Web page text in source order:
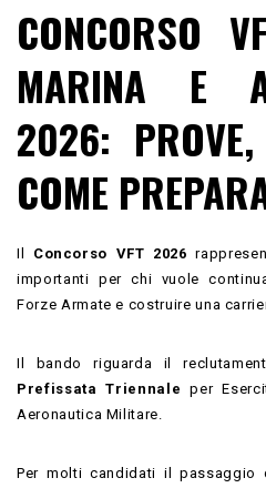
CONCORSO
MARINA E
2026:
COME
Il Concorso VFT 2026
importanti per chi vuole
Forze Armate e costruire una
Il bando riguarda il
Prefissata Triennale per
Aeronautica Militare.
Per molti candidati il passaggio